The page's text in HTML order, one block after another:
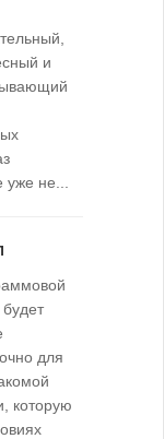
и
не...
будет
для
которую